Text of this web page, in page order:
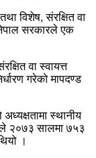
विशेष, संरक्षित वा
नेपाल सरकारले एक
वा स्वायत्त
गरेको मापदण्ड
स्थानीय
२०७३ सालमा ७५३
।